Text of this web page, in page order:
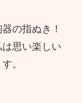
の指ぬき！
思い楽しい
。